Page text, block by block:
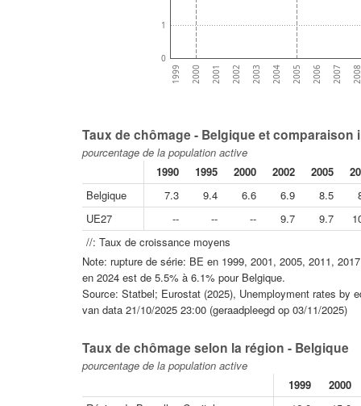
1999 2000 2001 2002 2003 2004 2005 2006 2007
0
1
Taux de chômage - Belgique et comparaison
pourcentage de la population active
1990
1995 2000 2002 2005
Belgique
7.3 9.4 6.6 6.9 8.5
UE27
-- -- -- 9.7 9.7
//: Taux de croissance moyens
Note: rupture de série: BE en 1999, 2001, 2005, 2011,
en 2024 est de 5.5% à 6.1% pour Belgique.
Source: Statbel; Eurostat (2025), Unemployment rates by
van data 21/10/2025 23:00 (geraadpleegd op 03/11/2025)
Taux de chômage selon la région - Belgique
pourcentage de la population active
1999
2000